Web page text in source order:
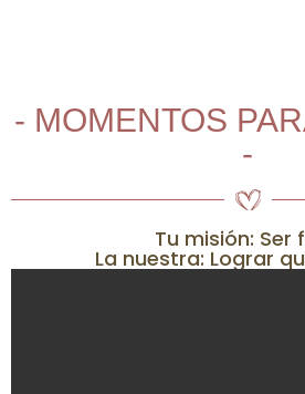
- MOMENTOS
-
Tu misión: Ser
La nuestra: Lograr